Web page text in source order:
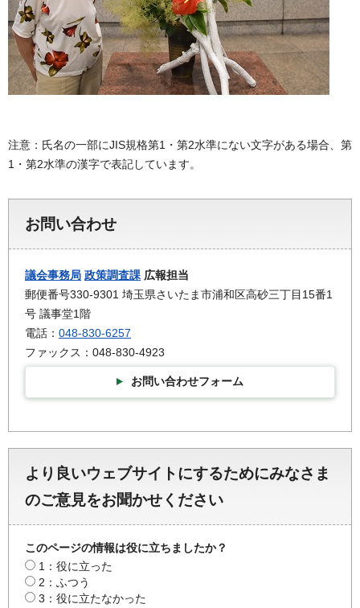
注意：氏名の一部にJIS規格第1・第2水準にない文字がある場合、第
1・第2水準の漢字で表記しています。
お問い合わせ
議会事務局 政策調査課 広報担当
郵便番号330-9301 埼玉県さいたま市浦和区高砂三丁目15番1
号 議事堂1階
電話： 048-830-6257
ファックス：048-830-4923
お問い合わせフォーム
より良いウェブサイトにするためにみなさま
のご意見をお聞かせください
このページの情報は役に立ちましたか？
1：役に立った
2：ふつう
3：役に立たなかった